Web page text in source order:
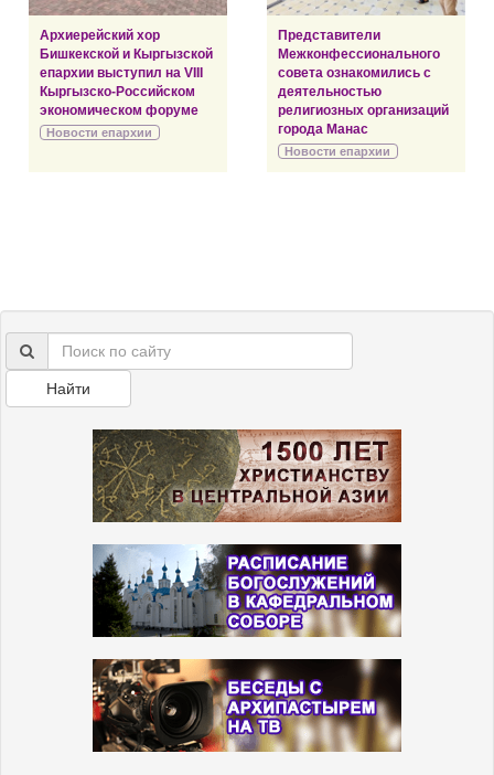
Архиерейский хор
Бишкекской и Кыргызской
епархии выступил на VIII
Кыргызско-Российском
экономическом форуме
Новости епархии
Представители
Межконфессионального
совета ознакомились с
деятельностью
религиозных организаций
города Манас
Новости епархии
Найти